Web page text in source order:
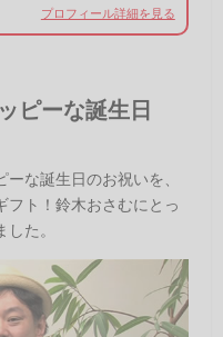
プロフィール詳細を見る
ピーな誕生日
な誕生日のお祝いを、
フト！鈴木おさむにとっ
た。